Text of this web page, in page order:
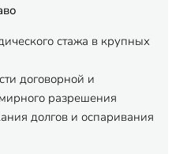
стажа в крупных
договорной и
разрешения
долгов и оспаривания